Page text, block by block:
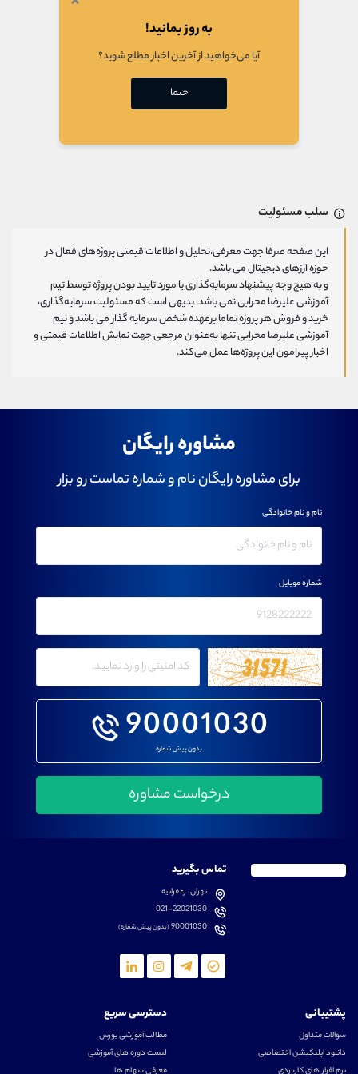
سلب مسئولیت
این صفحه صرفا جهت معرفی،تحلیل و اطلاعات قیمتی پروژه‌های فعال در
حوزه ارزهای دیجیتال می باشد.
و به هیچ وجه پیشنهاد سرمایه‌گذاری یا مورد تایید بودن پروژه توسط تیم
آموزشی علیرضا محرابی نمی باشد. بدیهی است که مسئولیت سرمایه‌گذاری،
خرید و فروش هر پروژه تماما برعهده شخص سرمایه گذار می باشد و تیم
آموزشی علیرضا محرابی تنها به‌عنوان مرجعی جهت نمایش اطلاعات قیمتی و
اخبار پیرامون این پروژه‌‌ها عمل می‌کند.
مشاوره رایگان
برای مشاوره رایگان نام و شماره تماست رو بزار
90001030
بدون پیش شماره
نام و نام خانوادگی
شماره موبایل
تماس بگیرید
تهران، زعفرانیه
021-22021030
90001030(بدون پیش شماره)
پشتیبانی
سوالات متداول
دانلود اپلیکیشن اختصاصی
نرم افزار های کاربردی
دسترسی سریع
مطالب آموزشی بورس
لیست دوره های آموزشی
معرفی سهام ها
به روز بمانید!
آیا می‌خواهید از آخرین اخبار مطلع شوید؟
حتما